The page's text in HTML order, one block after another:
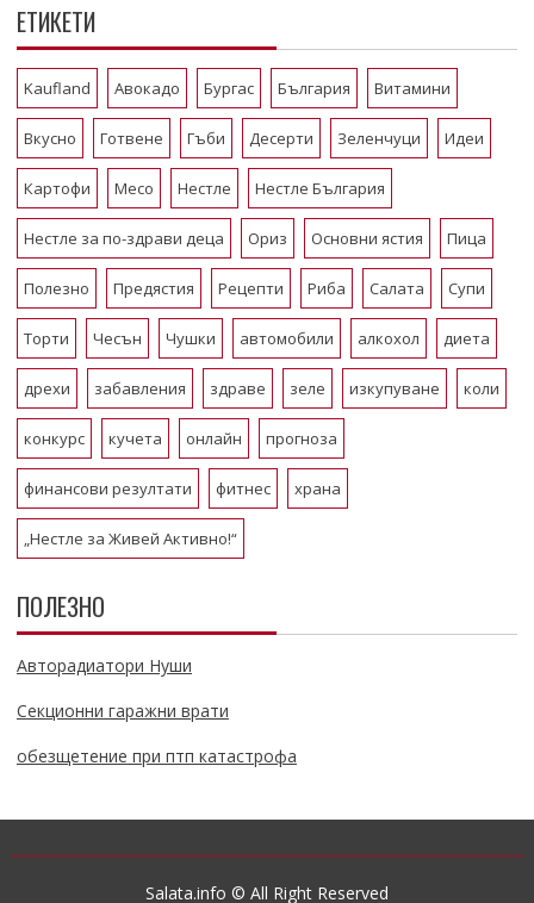
ЕТИКЕТИ
Kaufland Авокадо Бургас България Витамини
Вкусно Готвене Гъби Десерти Зеленчуци Идеи
Картофи Месо Нестле Нестле България
Нестле за по-здрави деца Ориз Основни ястия Пица
Полезно Предястия Рецепти Риба Салата Супи
Торти Чесън Чушки автомобили алкохол диета
дрехи забавления здраве зеле изкупуване коли
конкурс кучета онлайн прогноза
финансови резултати фитнес храна
„Нестле за Живей Активно!“
ПОЛЕЗНО
Авторадиатори Нуши
Секционни гаражни врати
обезщетение при птп катастрофа
Salata.info © All Right Reserved